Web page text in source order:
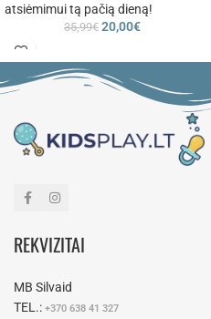
atsiėmimui tą pačią dieną!
35,99€ 20,00€
REKVIZITAI
MB Silvaid
TEL.: +370 638 41 327